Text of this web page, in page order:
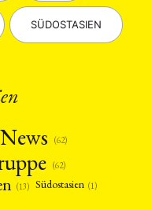
SÜDOSTASIEN
(62)
(62)
(13) Südostasien (1)